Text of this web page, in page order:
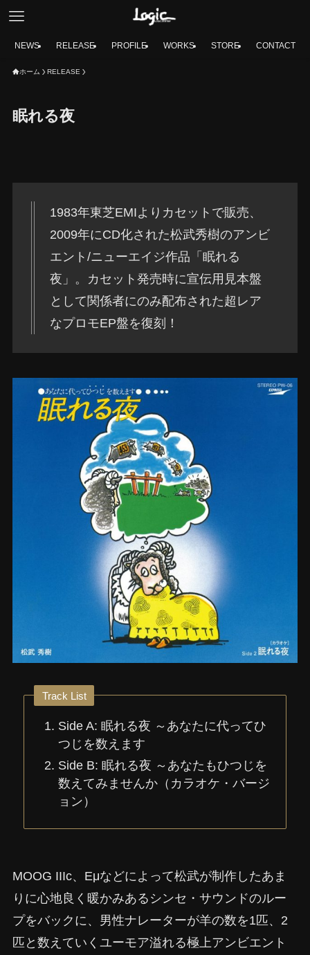
NEWS RELEASE PROFILE WORKS STORE CONTACT
ホーム RELEASE
眠れる夜
1983年東芝EMIよりカセットで販売、
2009年にCD化された松武秀樹のアンビ
エント/ニューエイジ作品「眠れる
夜」。カセット発売時に宣伝用見本盤
として関係者にのみ配布された超レア
なプロモEP盤を復刻！
Track List
Side A: 眠れる夜 ～あなたに代ってひ
つじを数えます
Side B: 眠れる夜 ～あなたもひつじを
数えてみませんか（カラオケ・バージ
ョン）
MOOG IIIc、Eμなどによって松武が制作したあま
りに心地良く暖かみあるシンセ・サウンドのルー
プをバックに、男性ナレーターが羊の数を1匹、2
匹と数えていくユーモア溢れる極上アンビエント